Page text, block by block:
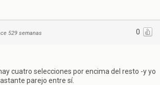
0
529 semanas
cuatro selecciones por encima del resto -y yo
parejo entre sí.